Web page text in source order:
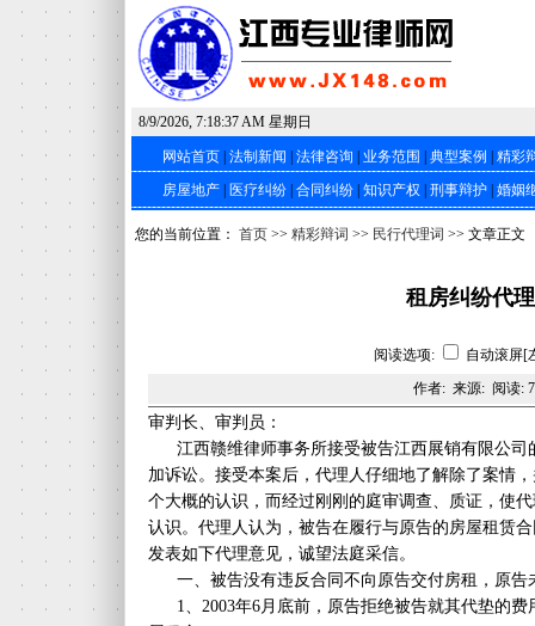
8/9/2026, 7:18:38 AM 星期日
网站首页 法制新闻 法律咨询 业务范围 典型案例
精彩
房屋地产
医疗纠纷 合同纠纷 知识产权 刑事辩护 婚姻
您的当前位置： 首页 >> 精彩辩词 >> 民行代理词 >> 文章正文
租房纠纷代
阅读选项:
自动滚屏[
作者: 来源: 阅读:
审判长、审判员：
江西赣维律师事务所接受被告江西展销有限公司
加诉讼。接受本案后，代理人仔细地了解除了案情
个大概的认识，而经过刚刚的庭审调查、质证，使
认识。代理人认为，被告在履行与原告的房屋租赁
发表如下代理意见，诚望法庭采信。
一、被告没有违反合同不向原告交付房租，原告
1、2003年6月底前，原告拒绝被告就其代垫的费